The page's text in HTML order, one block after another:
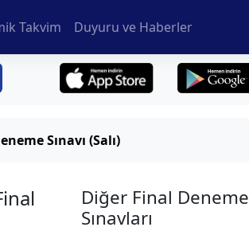
Takvim Duyuru ve Haberler
Sınavı (Salı)
Diğer Final Deneme
Sınavları